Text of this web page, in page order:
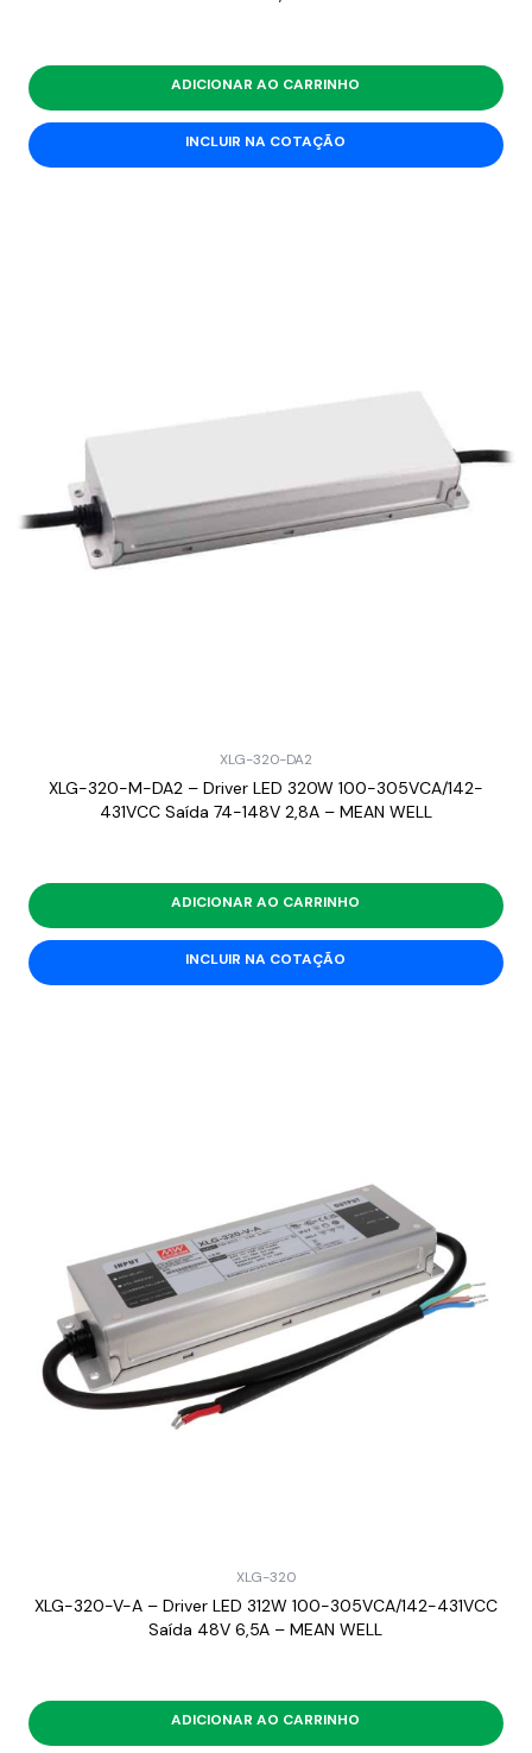
ADICIONAR AO CARRINHO
INCLUIR NA COTAÇÃO
XLG-320-DA2
XLG-320-M-DA2 – Driver LED 320W 100-305VCA/142-
431VCC Saída 74-148V 2,8A – MEAN WELL
ADICIONAR AO CARRINHO
INCLUIR NA COTAÇÃO
XLG-320
XLG-320-V-A – Driver LED 312W 100-305VCA/142-431VCC
Saída 48V 6,5A – MEAN WELL
ADICIONAR AO CARRINHO